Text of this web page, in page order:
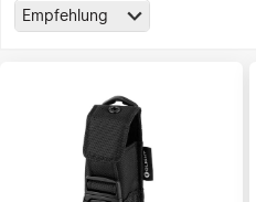
Empfehlung